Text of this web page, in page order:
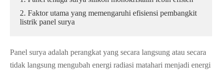
2. Faktor utama yang memengaruhi efisiensi pembangkit
listrik panel surya
Panel surya adalah perangkat yang secara langsung atau secara
tidak langsung mengubah energi radiasi matahari menjadi energi